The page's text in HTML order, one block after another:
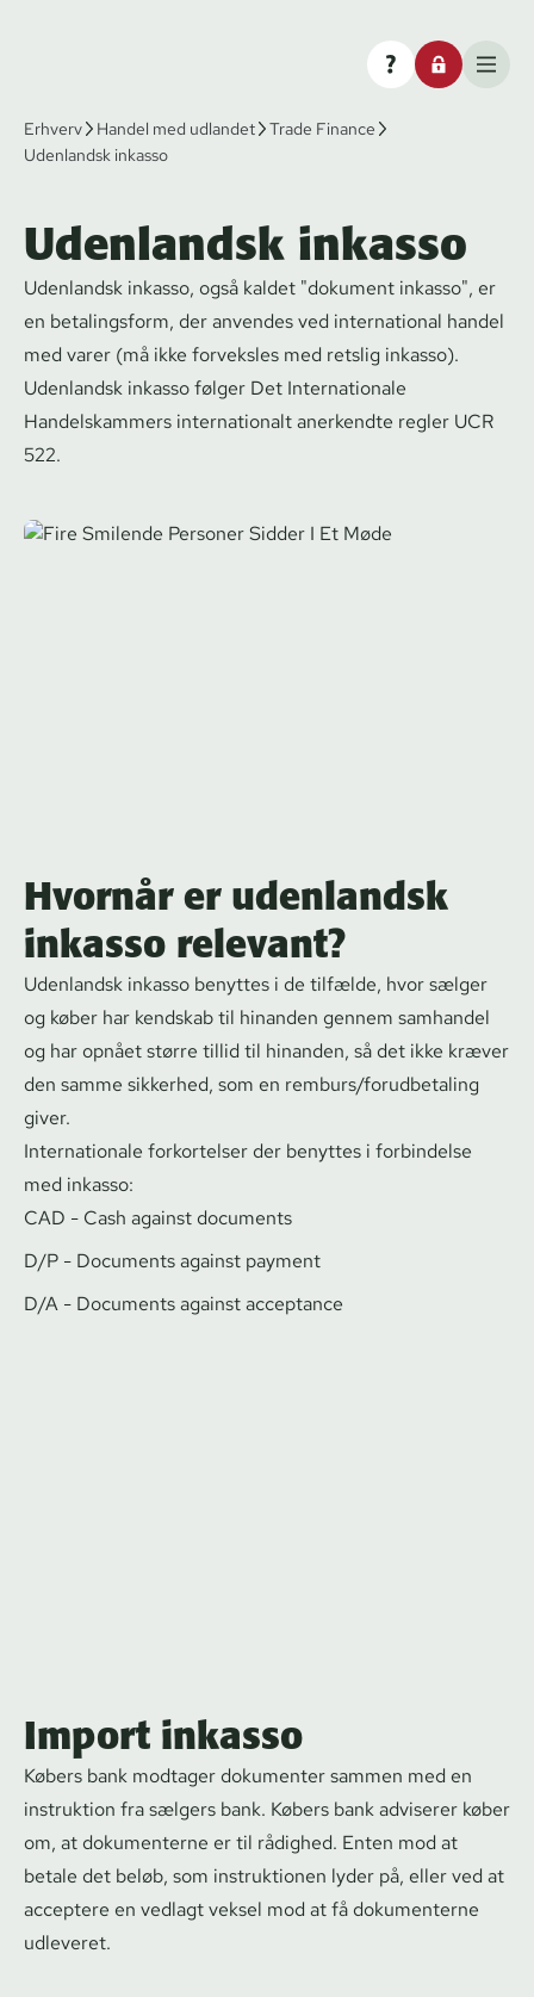
Erhverv Handel med udlandet
Trade Finance
Udenlandsk inkasso
Udenlandsk inkasso
Udenlandsk inkasso, også kaldet "dokument inkasso", er
en betalingsform, der anvendes ved international handel
med varer (må ikke forveksles med retslig inkasso).
Udenlandsk inkasso følger Det Internationale
Handelskammers internationalt anerkendte regler UCR
522.
Hvornår er udenlandsk
inkasso relevant?
Udenlandsk inkasso benyttes i de tilfælde, hvor sælger
og køber har kendskab til hinanden gennem samhandel
og har opnået større tillid til hinanden, så det ikke kræver
den samme sikkerhed, som en remburs/forudbetaling
giver.
Internationale forkortelser der benyttes i forbindelse
med inkasso:
CAD - Cash against documents
D/P - Documents against payment
D/A - Documents against acceptance
Import inkasso
Købers bank modtager dokumenter sammen med en
instruktion fra sælgers bank. Købers bank adviserer køber
om, at dokumenterne er til rådighed. Enten mod at
betale det beløb, som instruktionen lyder på, eller ved at
acceptere en vedlagt veksel mod at få dokumenterne
udleveret.